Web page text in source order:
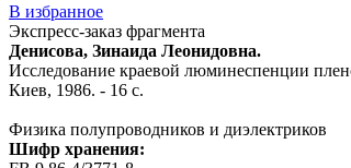
В избранное
Экспресс-заказ фрагмента
Денисова, Зинаида Леонидовна.
Исследование краевой люминеспенции
Киев, 1986. - 16 с.
Физика полупроводников и диэлектриков
Шифр хранения: